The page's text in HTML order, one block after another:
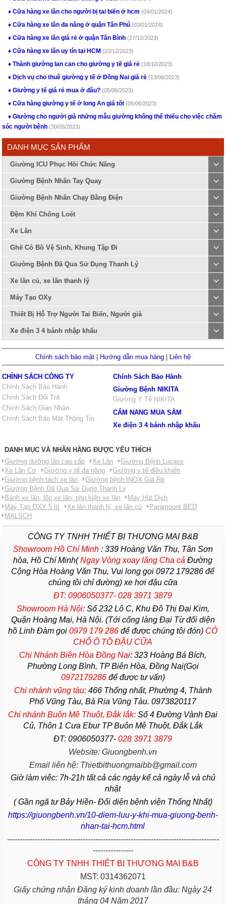
Cữa hàng xe lăn cho người bị tai biến ở hcm(04/01/2024)
Cữa hàng xe lăn đa năng ở quận Tân Phú(03/01/2024)
Cữa hàng xe lăn giá rẻ ở quận Tân Bình(27/12/2023)
Cữa hàng xe lăn uy tín tại HCM(22/12/2023)
Thành giường lan can cho giường y tế giá rẻ(18/10/2023)
Dịch vụ cho thuê giường y tế ở Đồng Nai giá rẻ(13/06/2023)
Giường y tế giá rẻ mua ở đâu?(05/06/2023)
Cữa hàng giường y tế ở long An giá tốt(05/06/2023)
Giường cho người già những mẫu giường không thể thiếu cho việc chăm
sóc người bệnh(30/05/2023)
DANH MỤC SẢN PHẨM
Giường ICU Phục Hồi Chức Năng
Giường Bệnh Nhân Tay Quay
Giường Bệnh Nhân Chạy Bằng Điện
Đệm Khí Chống Loét
Xe Lăn
Ghế Có Bô Vệ Sinh, Khung Tập Đi
Giường Bệnh Đã Qua Sử Dụng Thanh Lý
Xe lăn củ, xe lăn thanh lý
Máy Tạo OXy
Thiết Bị Hỗ Trợ Người Tai Biến, Người già
Xe điện 3 4 bánh nhập khẩu
Chính sách bảo mật | Hướng dẫn mua hàng | Liên hệ
CHÍNH SÁCH CÔNG TY
Chính Sách Bảo Hành
Chính Sách Đổi Trả
Chính Sách Giao Nhận
Chính Sách Bảo Mật Thông Tin
Chính Sách Bảo Hành
Giường Bệnh NIKITA
Giường Y Tế NIKITA
CẨM NANG MUA SẮM
Xe điện 3 4 bánh nhập khẩu
DANH MỤC VÀ NHÃN HÀNG ĐƯỢC YÊU THÍCH
Giường dưỡng lão cao cấp
Xe Lăn
Giường Bệnh Lucass
Xe Lăn Cơ
Giường y tế đa năng
Giường y tế điều khiển
Giường bệnh tách xe lăn
Giường bệnh INOX Giá Rẻ
Giường Bệnh Đã Qua Sử Dụng Thanh Lý
Bánh xe lăn, lốp xe lăn, phụ kiện xe lăn
Máy Hút Dịch
Máy Tạo OXY 5 lít
Xe lăn thanh lý, xe lăn củ
Paramount BED
MALSCH
CÔNG TY TNHH THIẾT BỊ THƯƠNG MẠI B&B
Showroom Hồ Chí Minh:339 Hoàng Văn Thụ, Tân Sơn
hòa, Hồ Chí Minh(Ngay Vòng xoay lăng Cha cả Đường
Cộng Hòa Hoàng Văn Thụ, Vui long gọi 0972 179286 để
chúng tôi chỉ đường) xe hơi đậu cữa
ĐT: 0906050377- 028 3971 3879
Showroom Hà Nội:Số 232 Lô C, Khu Đô Thị Đại Kim,
Quận Hoàng Mai, Hà Nội. (Tới cổng làng Đại Từ đối diện
hồ Linh Đàm gọi0979 179 286 để được chúng tôi đón) CÓ
CHỔ Ô TÔ ĐẬU CỮA
Chi Nhánh Biên Hòa Đồng Nai: 323 Hoàng Bá Bích,
Phường Long Bình, TP Biên Hòa, Đồng Nai(Gọi
0972179286để được tư vấn)
Chi nhánh vũng tàu:466 Thống nhất, Phường4, Thành
Phố Vũng Tàu, Bà Rịa Vũng Tàu. 0973820117
Chi nhánh Buôn Mê Thuột, Đắk lắk:Số 4 Đường Vành Đai
Củ, Thôn 1 Cưa Ebur TP Buôn Mê Thuột, Đắk Lắk
ĐT: 0906050377-028 3971 3879
Website: Giuongbenh.vn
Email liên hệ: Thietbithuongmaibb@gmail.com
Giờ làm viêc: 7h-21h tất cả các ngày kể cả ngày lễ và chủ
nhật
( Gần ngã tư Bảy Hiền- Đối diện bệnh viện Thống Nhất)
https://giuongbenh.vn/10-diem-luu-y-khi-mua-giuong-benh-
nhan-tai-hcm.html
------------------------------------------------------------------------------------
----------------
CÔNG TY TNHH THIẾT BỊ THƯƠNG MẠI B&B
MST: 0314362071
Giấy chứng nhận Đăng ký kinh doanh lần đầu: Ngày 24
tháng 04 Năm 2017